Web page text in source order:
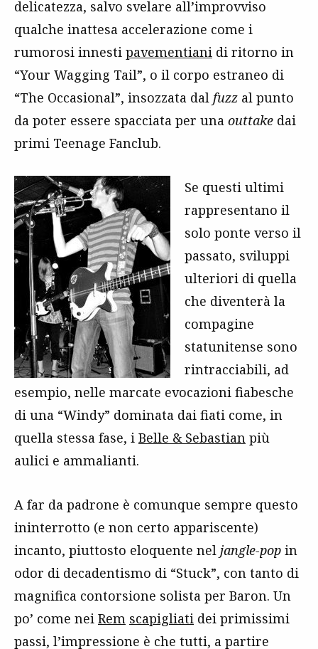
delicatezza, salvo svelare all’improvviso
qualche inattesa accelerazione come i
rumorosi innesti pavementiani di ritorno in
“Your Wagging Tail”, o il corpo estraneo di
“The Occasional”, insozzata dal fuzz al punto
da poter essere spacciata per una outtake dai
primi Teenage Fanclub.
Se questi ultimi
rappresentano il
solo ponte verso il
passato, sviluppi
ulteriori di quella
che diventerà la
compagine
statunitense sono
rintracciabili, ad
esempio, nelle marcate evocazioni fiabesche
di una “Windy” dominata dai fiati come, in
quella stessa fase, i Belle & Sebastian più
aulici e ammalianti.
A far da padrone è comunque sempre questo
ininterrotto (e non certo appariscente)
incanto, piuttosto eloquente nel jangle-pop in
odor di decadentismo di “Stuck”, con tanto di
magnifica contorsione solista per Baron. Un
po’ come nei Rem scapigliati dei primissimi
passi, l’impressione è che tutti, a partire